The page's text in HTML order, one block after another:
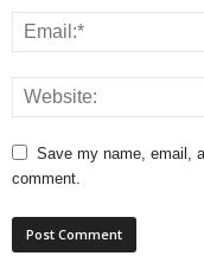
Save my name, email,
comment.